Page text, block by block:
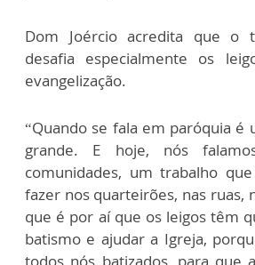
Dom Joércio acredita que o
desafia especialmente os
evangelização.
“Quando se fala em paróquia é
grande. E hoje, nós
comunidades, um trabalho
fazer nos quarteirões, nas ruas,
que é por aí que os leigos têm
batismo e ajudar a Igreja,
todos nós batizados, para que